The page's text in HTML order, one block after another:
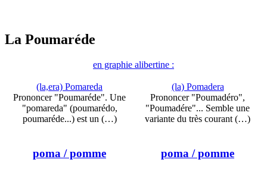
La Poumaréde
en graphie alibertine :
(la,era) Pomareda
Prononcer "Poumaréde". Une
"pomareda" (poumarédo,
poumaréde...) est un (…)
poma / pomme
(la) Pomadera
Prononcer "Poumadéro",
"Poumadére"... Semble une
variante du très courant (…)
poma / pomme